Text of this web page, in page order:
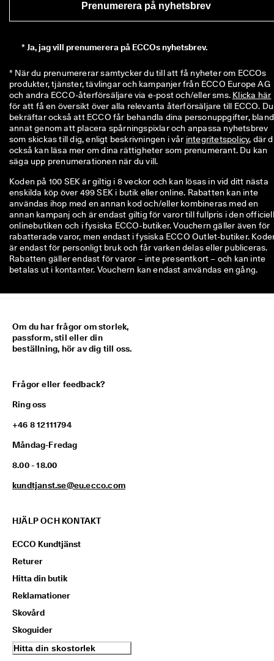
Prenumerera på nyhetsbrev
*Ja, jag vill prenumerera på ECCOs nyhetsbrev.
* När du prenumererar samtycker du till att få nyheter om ECCOs
produkter, tjänster, tävlingar och kampanjer från ECCO Europe AG
och andra ECCO-återförsäljare via e-post och/eller sms. Klicka här
för att få en översikt över alla relevanta återförsäljare till ECCO. Du
bekräftar också att ECCO får behandla dina personuppgifter, bland
annat genom att placera spårningspixlar och anpassa nyhetsbrev
som skickas till dig, enligt beskrivningen i vår integritetspolicy, där
också kan läsa mer om dina rättigheter som prenumerant. Du kan
säga upp prenumerationen när du vill.
Koden på 100 SEK är giltig i 8 veckor och kan lösas in vid ditt nästa
enskilda köp över 499 SEK i butik eller online. Rabatten kan inte
användas ihop med en annan kod och/eller kombineras med en
annan kampanj och är endast giltig för varor till fullpris i den
onlinebutiken och i fysiska ECCO-butiker. Vouchern gäller även för
rabatterade varor, men endast i fysiska ECCO Outlet-butiker.
är endast för personligt bruk och får varken delas eller publiceras.
Rabatten gäller endast för varor – inte presentkort – och kan inte
betalas ut i kontanter. Vouchern kan endast användas en gång.
Om du har frågor om storlek,
passform, stil eller din
beställning, hör av dig till oss.
Frågor eller feedback?
Ring oss
+46 8 12111794
Måndag-Fredag
8.00 - 18.00
kundtjanst.se@eu.ecco.com
HJÄLP OCH KONTAKT
ECCO Kundtjänst
Returer
Hitta din butik
Reklamationer
Skovård
Skoguider
Hitta din skostorlek